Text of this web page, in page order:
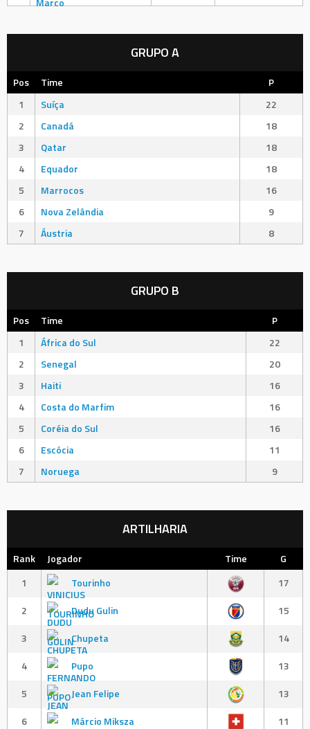
GRUPO A
Pos Time
P
1
Suíça
22
2
Canadá
18
3
Qatar
18
4
Equador
18
5
Marrocos
16
6
Nova Zelândia
9
7
Áustria 8
GRUPO B
Pos Time
P
1
África do Sul
22
2
Senegal
20
3
Haiti
16
4
Costa do Marfim
16
5
Coréia do Sul
16
6
Escócia
11
7
Noruega 9
ARTILHARIA
Rank Jogador Time
G
1
Tourinho
17
2
Dudu Gulin
15
3
Chupeta
14
4
Pupo
13
5
Jean Felipe
13
6
Márcio Miksza
11